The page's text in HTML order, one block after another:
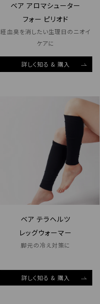
ベア アロマシューター
フォー ピリオド
経血臭を消したい生理日のニオイ
ケアに
詳しく知る & 購入
ベア テラヘルツ
レッグウォーマー
脚元の冷え対策に
詳しく知る & 購入